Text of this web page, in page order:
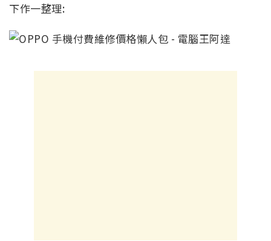
下作一整理: